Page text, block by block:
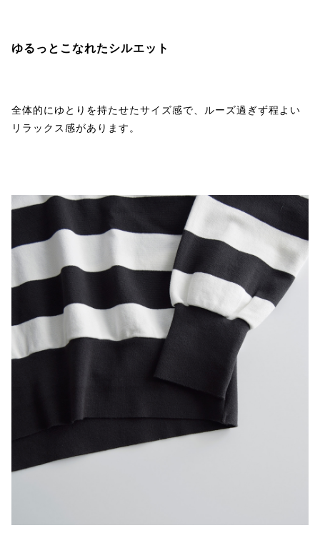
ゆるっとこなれたシルエット
全体的にゆとりを持たせたサイズ感で、ルーズ過ぎず程よい
リラックス感があります。